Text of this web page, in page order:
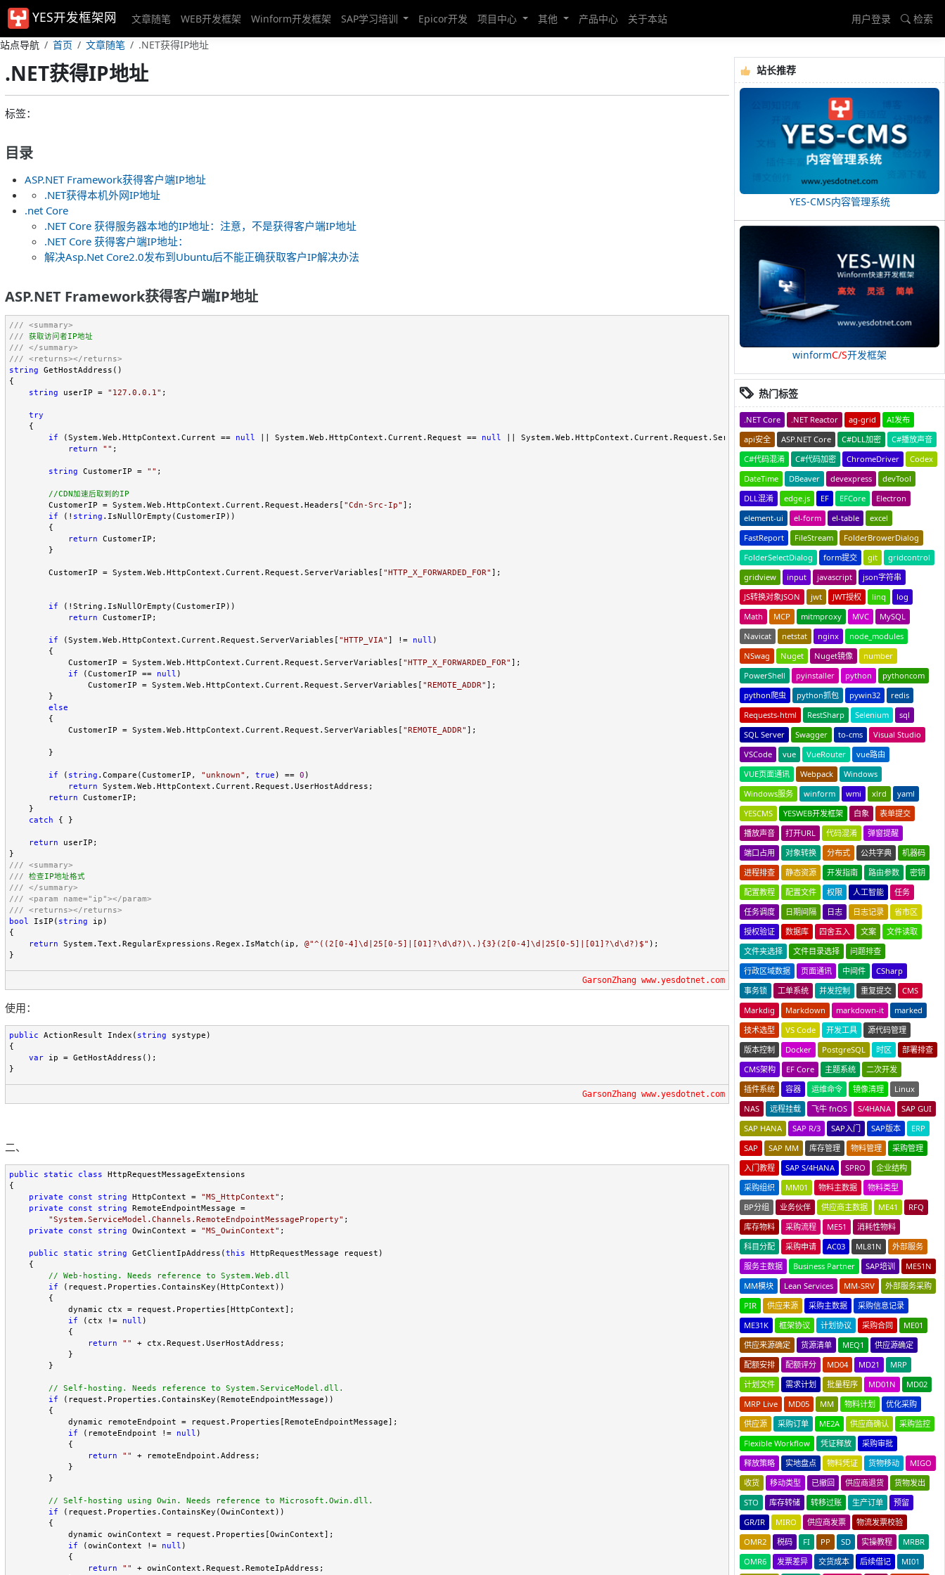
YES开发框架网 文章随笔 WEB开发框架 Winform开发框架 SAP学习培训 Epicor开发 项目中心 其他 产品中心 关于本站 用户登录
检索
站点导航
首页 文章随笔 .NET获得IP地址
.NET获得IP地址
标签：
目录
ASP.NET Framework获得客户端IP地址
.NET获得本机外网IP地址
.net Core
.NET Core 获得服务器本地的IP地址：注意，不是获得客户端IP地址
.NET Core 获得客户端IP地址：
解决Asp.Net Core2.0发布到Ubuntu后不能正确获取客户IP解决办法
ASP.NET Framework获得客户端IP地址
///
<summary>
///
///
</summary>
///
<returns></returns>
string GetHostAddress()
{
string userIP = " 127.0.0.1 " ;
try
    {
if (System.Web.HttpContext.Current == null || System.Web.HttpContext.Current.Request == null || System.Web.HttpContext.Current.Request.ServerVariables == null)
return
"" ;
string CustomerIP = "" ;
//CDN加速后取到的IP
        CustomerIP = System.Web.HttpContext.Current.Request.Headers[
"Cdn-Src-Ip" ];
if (! string .IsNullOrEmpty(CustomerIP))
        {
return CustomerIP;
        }
        CustomerIP = System.Web.HttpContext.Current.Request.ServerVariables[
"HTTP_X_FORWARDED_FOR" ];
if (!String.IsNullOrEmpty(CustomerIP))
return CustomerIP;
if (System.Web.HttpContext.Current.Request.ServerVariables[ "HTTP_VIA" ] != null )
        {
            CustomerIP = System.Web.HttpContext.Current.Request.ServerVariables[
"HTTP_X_FORWARDED_FOR" ];
if (CustomerIP == null )
                CustomerIP = System.Web.HttpContext.Current.Request.ServerVariables[
"REMOTE_ADDR" ];
        }
else
        {
            CustomerIP = System.Web.HttpContext.Current.Request.ServerVariables[
"REMOTE_ADDR" ];
        }
if ( string .Compare(CustomerIP, " unknown" , true ) == 0 )
return System.Web.HttpContext.Current.Request.UserHostAddress;
return CustomerIP;
    }
catch { }
return userIP;
///
<summary>
///
///
</summary>
///
<param name="ip"></param>
///
<returns></returns>
bool
IsIP( string ip)
{
return System.Text.RegularExpressions.Regex.IsMatch(ip, @"^((2[0-4]\d|25[0-5]|[01]?\d\d?)\.){3}(2[0-4]\d|25[0-5]|[01]?\d\d?)$" );
}
GarsonZhang www.yesdotnet.com
使用：
public ActionResult Index( string systype)
{
var ip = GetHostAddress();
}
GarsonZhang www.yesdotnet.com
二、
public static class HttpRequestMessageExtensions
{
private
const string HttpContext = "MS_HttpContext" ;
private
const string RemoteEndpointMessage =
"System.ServiceModel.Channels.RemoteEndpointMessageProperty" ;
private
const string OwinContext = "MS_OwinContext" ;
public static string GetClientIpAddress(this HttpRequestMessage request)
    {
// Web-hosting. Needs reference to System.Web.dll
if (request.Properties.ContainsKey(HttpContext))
        {
            dynamic ctx = request.Properties[HttpContext];
if (ctx != null )
            {
return
""
+ ctx.Request.UserHostAddress;
            }
        }
// Self-hosting. Needs reference to System.ServiceModel.dll.
if (request.Properties.ContainsKey(RemoteEndpointMessage))
        {
            dynamic remoteEndpoint = request.Properties[RemoteEndpointMessage];
if (remoteEndpoint != null )
            {
return
""
+ remoteEndpoint.Address;
            }
        }
// Self-hosting using Owin. Needs reference to Microsoft.Owin.dll.
if (request.Properties.ContainsKey(OwinContext))
        {
            dynamic owinContext = request.Properties[OwinContext];
if (owinContext != null )
            {
return
""
+ owinContext.Request.RemoteIpAddress;
站长推荐
YES-CMS内容管理系统
winformC/S开发框架
热门标签
.NET Core .NET Reactor ag-grid
AI发布
api安全
ASP.NET Core C#DLL加密
C#播放声音
C#代码混淆
C#代码加密 ChromeDriver
Codex
DateTime
DBeaver devexpress
devTool
DLL混淆
edge.js EF EFCore
Electron
element-ui
el-form el-table
excel
FastReport
FileStream
FolderBrowerDialog
FolderSelectDialog
form提交 git
gridcontrol
gridview
input javascript
json字符串
JS转换对象JSON
jwt JWT授权 linq
log
Math
MCP mitmproxy MVC
MySQL
Navicat
netstat nginx
node_modules
NSwag
Nuget Nuget镜像
number
PowerShell
pyinstaller python
pythoncom
python爬虫
python抓包 pywin32
redis
Requests-html
RestSharp Selenium
sql
SQL Server
Swagger to-cms
Visual Studio
VSCode
vue VueRouter
vue路由
VUE页面通讯
Webpack
Windows
Windows服务
winform wmi xlrd
yaml
YESCMS
YESWEB开发框架 白象
表单提交
播放声音
打开URL 代码混淆
弹窗提醒
端口占用
对象转换 分布式 公共字典
机器码
进程排查
静态资源 开发指南 路由参数
密钥
配置教程
配置文件 权限 人工智能
任务
任务调度
日期间隔 日志 日志记录
省市区
授权验证
数据库 四舍五入 文案
文件读取
文件夹选择
文件目录选择
问题排查
行政区域数据
页面通讯 中间件
CSharp
事务锁
工单系统 并发控制 重复提交
CMS
Markdig
Markdown markdown-it
marked
技术选型
VS Code 开发工具
源代码管理
版本控制
Docker PostgreSQL 时区
部署排查
CMS架构
EF Core 主题系统
二次开发
插件系统
容器 运维命令 镜像清理
Linux
NAS
远程挂载 飞牛 fnOS S/4HANA
SAP GUI
SAP HANA
SAP R/3 SAP入门 SAP版本
ERP
SAP
SAP MM 库存管理 物料管理
采购管理
入门教程
SAP S/4HANA SPRO
企业结构
采购组织
MM01 物料主数据
物料类型
BP分组
业务伙伴 供应商主数据 ME41
RFQ
库存物料
采购流程 ME51
消耗性物料
科目分配
采购申请 AC03 ML81N
外部服务
服务主数据
Business Partner SAP培训
ME51N
MM模块
Lean Services MM-SRV
外部服务采购
PIR
供应来源 采购主数据
采购信息记录
ME31K
框架协议 计划协议 采购合同
ME01
供应来源确定
货源清单 MEQ1
供应源确定
配额安排
配额评分 MD04 MD21
MRP
计划文件
需求计划 批量程序 MD01N
MD02
MRP Live
MD05 MM 物料计划
优化采购
供应源
采购订单 ME2A 供应商确认
采购监控
Flexible Workflow
凭证释放
采购审批
释放策略
实地盘点 物料凭证 货物移动
MIGO
收货
移动类型 已撤回 供应商退货
货物发出
STO
库存转储 转移过账 生产订单
预留
GR/IR
MIRO 供应商发票
物流发票校验
OMR2
税码 FI PP SD 实操教程
MRBR
OMR6
发票差异 交货成本 后续借记
MI01